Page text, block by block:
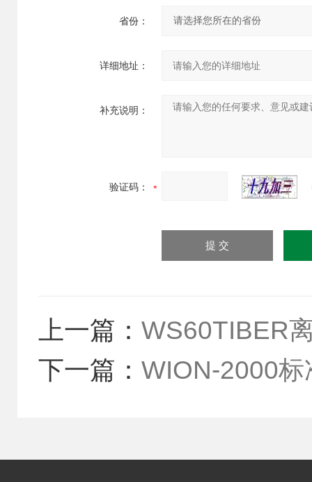
省份：
详细地址：
补充说明：
验证码：
上一篇： WS60TIBER
下一篇： WION-2000